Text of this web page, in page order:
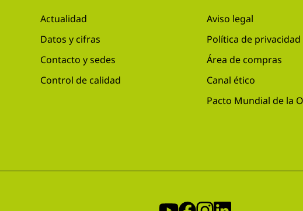
Actualidad
Datos y cifras
Contacto y sedes
Control de calidad
Aviso legal
Política de privacidad
Área de compras
Canal ético
Pacto Mundial de la